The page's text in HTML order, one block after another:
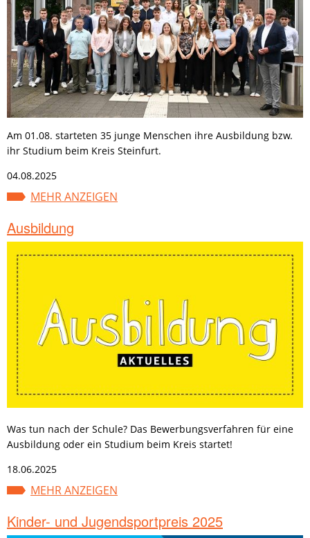
Am 01.08. starteten 35 junge Menschen ihre Ausbildung bzw.
ihr Studium beim Kreis Steinfurt.
04.08.2025
MEHR ANZEIGEN
Ausbildung
Was tun nach der Schule? Das Bewerbungsverfahren für eine
Ausbildung oder ein Studium beim Kreis startet!
18.06.2025
MEHR ANZEIGEN
Kinder- und Jugendsportpreis 2025